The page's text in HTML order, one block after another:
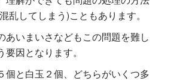
乱してしまう)こともあります。
あいまいさなどもこの問題を難し
要因となります。
個と白玉２個、どちらがいくつ多